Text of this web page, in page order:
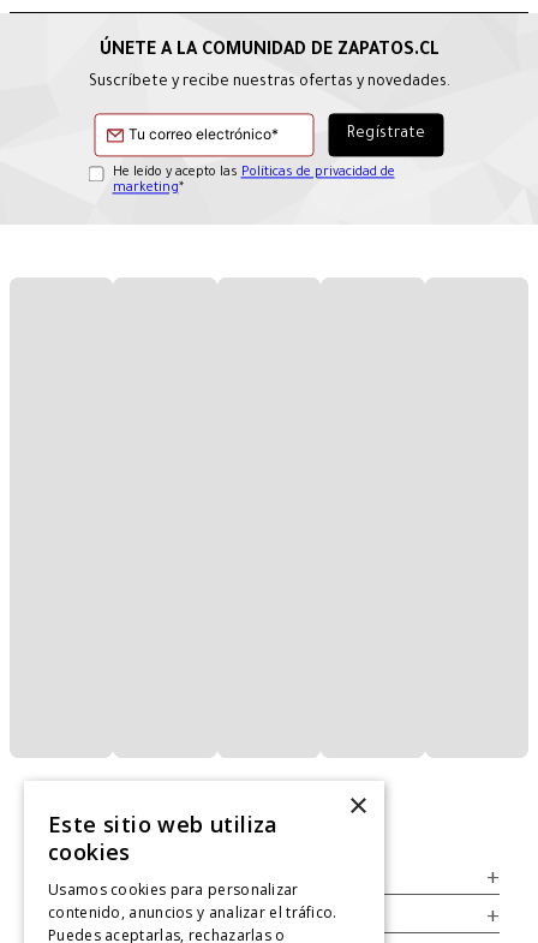
Suscríbete y recibe nuestras ofertas y novedades.
He leído y acepto las Políticas de privacidad de
marketing*
+
Legal +
×
Este sitio web utiliza
cookies
Usamos cookies para personalizar
contenido, anuncios y analizar el tráfico.
Puedes aceptarlas, rechazarlas o